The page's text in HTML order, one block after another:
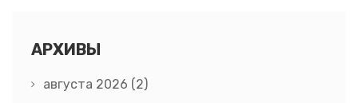
АРХИВЫ
августа 2026 (2)